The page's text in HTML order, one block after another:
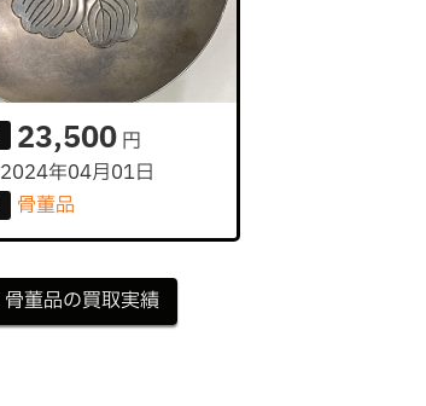
23,500 円
2024年04月01日
骨董品
骨董品の買取実績